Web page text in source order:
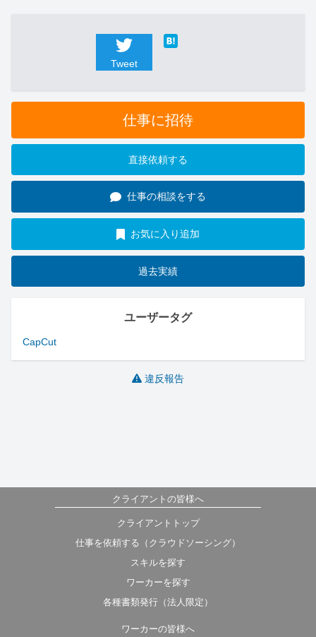
Tweet
仕事に招待
直接依頼する
仕事の相談をする
お気に入り追加
過去実績
ユーザータグ
CapCut
違反報告
クライアントの皆様へ
クライアントトップ
仕事を依頼する（クラウドソーシング）
スキルを探す
ワーカーを探す
各種書類発行（法人限定）
ワーカーの皆様へ